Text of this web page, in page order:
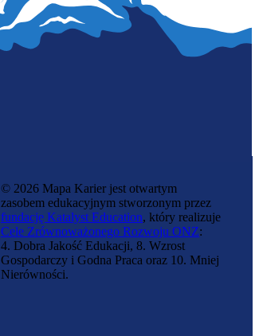
© 2026 Mapa Karier jest otwartym
zasobem edukacyjnym stworzonym przez
fundację Katalyst Education, który realizuje
Cele Zrównoważonego Rozwoju ONZ:
4. Dobra Jakość Edukacji, 8. Wzrost
Gospodarczy i Godna Praca oraz 10. Mniej
Nierówności.